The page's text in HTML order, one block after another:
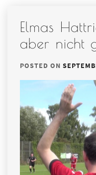
Elmas
aber nicht
POSTED ON